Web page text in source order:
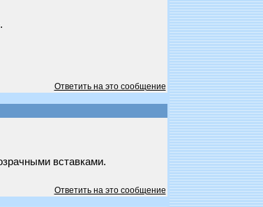
Ответить на это сообщение
вставками.
Ответить на это сообщение